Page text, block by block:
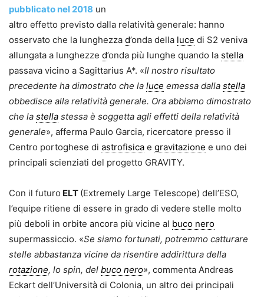
pubblicato nel 2018 un
altro effetto previsto dalla relatività generale: hanno
osservato che la lunghezza d’onda della luce di S2 veniva
allungata a lunghezze d’onda più lunghe quando la stella
passava vicino a Sagittarius A*. «Il nostro risultato
precedente ha dimostrato che la luce emessa dalla stella
obbedisce alla relatività generale. Ora abbiamo dimostrato
che la stella stessa è soggetta agli effetti della relatività
generale», afferma Paulo Garcia, ricercatore presso il
Centro portoghese di astrofisica e gravitazione e uno dei
principali scienziati del progetto GRAVITY.
Con il futuro ELT (Extremely Large Telescope) dell’ESO,
l’equipe ritiene di essere in grado di vedere stelle molto
più deboli in orbite ancora più vicine al buco nero
supermassiccio. «Se siamo fortunati, potremmo catturare
stelle abbastanza vicine da risentire addirittura della
rotazione, lo spin, del buco nero», commenta Andreas
Eckart dell’Università di Colonia, un altro dei principali